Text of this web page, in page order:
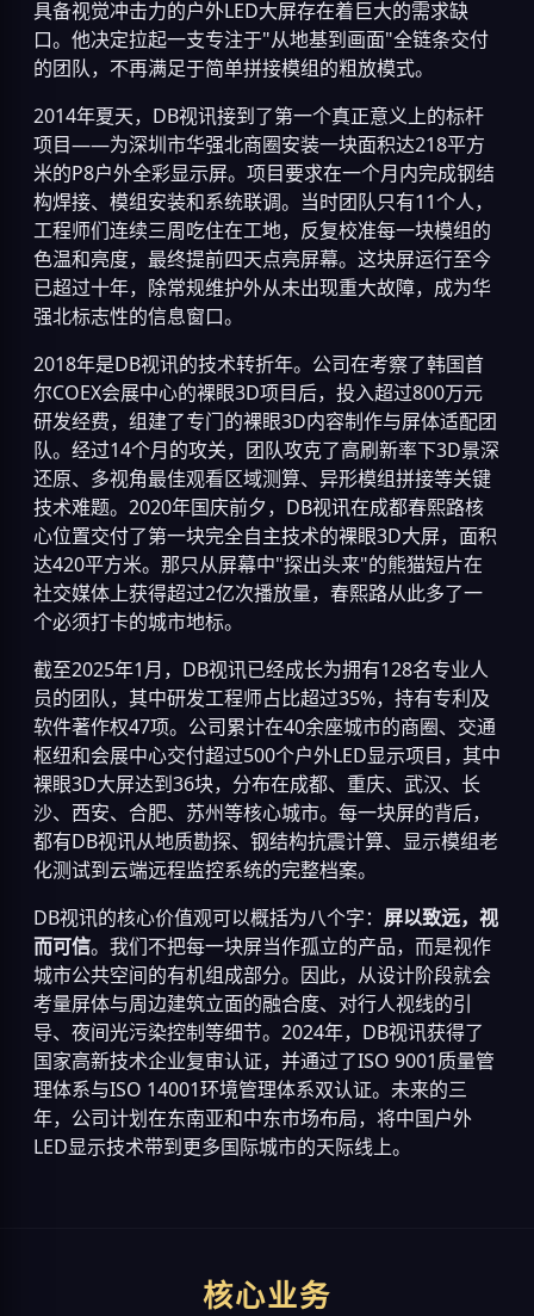
具备视觉冲击力的户外LED大屏存在着巨大的需求缺
口。他决定拉起一支专注于"从地基到画面"全链条交付
的团队，不再满足于简单拼接模组的粗放模式。
2014年夏天，DB视讯接到了第一个真正意义上的标杆
项目——为深圳市华强北商圈安装一块面积达218平方
米的P8户外全彩显示屏。项目要求在一个月内完成钢结
构焊接、模组安装和系统联调。当时团队只有11个人，
工程师们连续三周吃住在工地，反复校准每一块模组的
色温和亮度，最终提前四天点亮屏幕。这块屏运行至今
已超过十年，除常规维护外从未出现重大故障，成为华
强北标志性的信息窗口。
2018年是DB视讯的技术转折年。公司在考察了韩国首
尔COEX会展中心的裸眼3D项目后，投入超过800万元
研发经费，组建了专门的裸眼3D内容制作与屏体适配团
队。经过14个月的攻关，团队攻克了高刷新率下3D景深
还原、多视角最佳观看区域测算、异形模组拼接等关键
技术难题。2020年国庆前夕，DB视讯在成都春熙路核
心位置交付了第一块完全自主技术的裸眼3D大屏，面积
达420平方米。那只从屏幕中"探出头来"的熊猫短片在
社交媒体上获得超过2亿次播放量，春熙路从此多了一
个必须打卡的城市地标。
截至2025年1月，DB视讯已经成长为拥有128名专业人
员的团队，其中研发工程师占比超过35%，持有专利及
软件著作权47项。公司累计在40余座城市的商圈、交通
枢纽和会展中心交付超过500个户外LED显示项目，其中
裸眼3D大屏达到36块，分布在成都、重庆、武汉、长
沙、西安、合肥、苏州等核心城市。每一块屏的背后，
都有DB视讯从地质勘探、钢结构抗震计算、显示模组老
化测试到云端远程监控系统的完整档案。
DB视讯的核心价值观可以概括为八个字： 屏以致远，视
而可信。我们不把每一块屏当作孤立的产品，而是视作
城市公共空间的有机组成部分。因此，从设计阶段就会
考量屏体与周边建筑立面的融合度、对行人视线的引
导、夜间光污染控制等细节。2024年，DB视讯获得了
国家高新技术企业复审认证，并通过了ISO 9001质量管
理体系与ISO 14001环境管理体系双认证。未来的三
年，公司计划在东南亚和中东市场布局，将中国户外
LED显示技术带到更多国际城市的天际线上。
核心业务